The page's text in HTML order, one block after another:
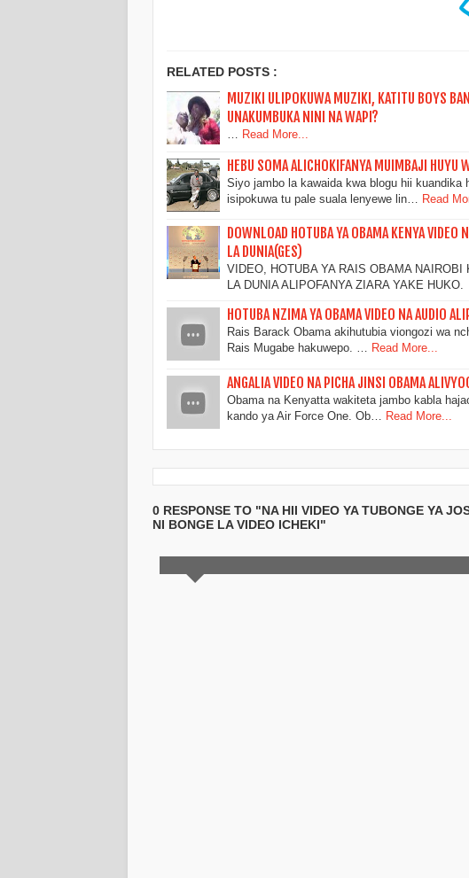
RELATED POSTS :
MUZIKI ULIPOKUWA MUZIKI, KATITU BOYS
UNAKUMBUKA NINI NA WAPI?
Read More...
HEBU SOMA ALICHOKIFANYA MUIMBAJI HUYU
Siyo jambo la kawaida kwa blogu hii
isipokuwa tu pale suala lenyewe lin…
Read
DOWNLOAD HOTUBA YA OBAMA KENYA VIDEO
LA DUNIA(GES)
VIDEO, HOTUBA YA RAIS OBAMA
LA DUNIA ALIPOFANYA ZIARA YAKE
HOTUBA NZIMA YA OBAMA VIDEO NA AUDIO
Rais Barack Obama akihutubia viongozi wa
Rais Mugabe hakuwepo. … Read More...
ANGALIA VIDEO NA PICHA JINSI OBAMA
Obama na Kenyatta wakiteta jambo kabla
kando ya Air Force One. Ob…
Read More...
0 RESPONSE TO "NA HII VIDEO YA TUBONGE YA
NI BONGE LA VIDEO ICHEKI"